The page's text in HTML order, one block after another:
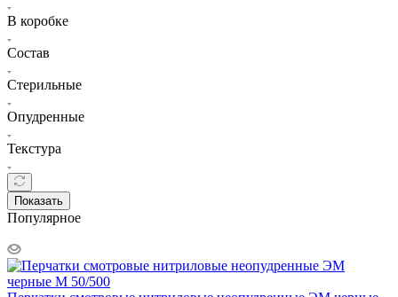
В коробке
Состав
Стерильные
Опудренные
Текстура
Показать
Популярное